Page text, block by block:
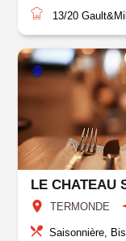
13/20
LE CHATEAU
TERMONDE
Saisonnière,